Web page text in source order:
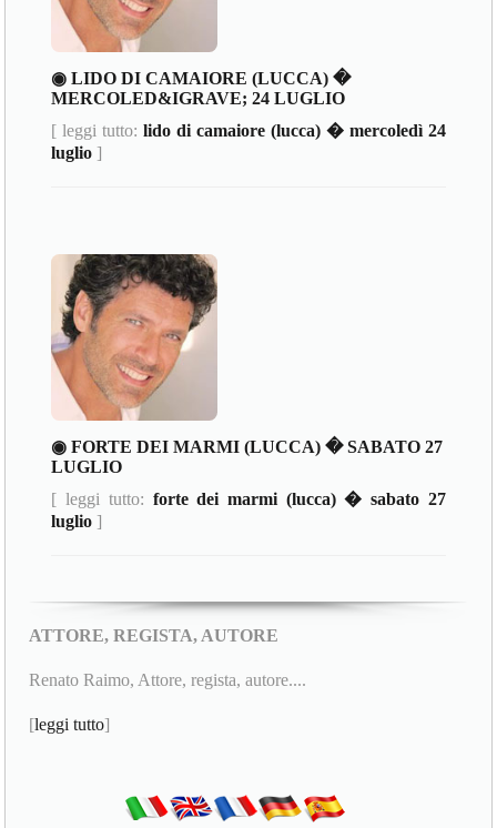
◉ LIDO DI CAMAIORE (LUCCA) �
MERCOLED&IGRAVE; 24 LUGLIO
[ leggi tutto:lido di camaiore (lucca) � mercoledì 24
luglio ]
◉ FORTE DEI MARMI (LUCCA) � SABATO 27
LUGLIO
[ leggi tutto: forte dei marmi (lucca) � sabato 27
luglio ]
ATTORE, REGISTA, AUTORE
Renato Raimo, Attore, regista, autore....
[leggi tutto]